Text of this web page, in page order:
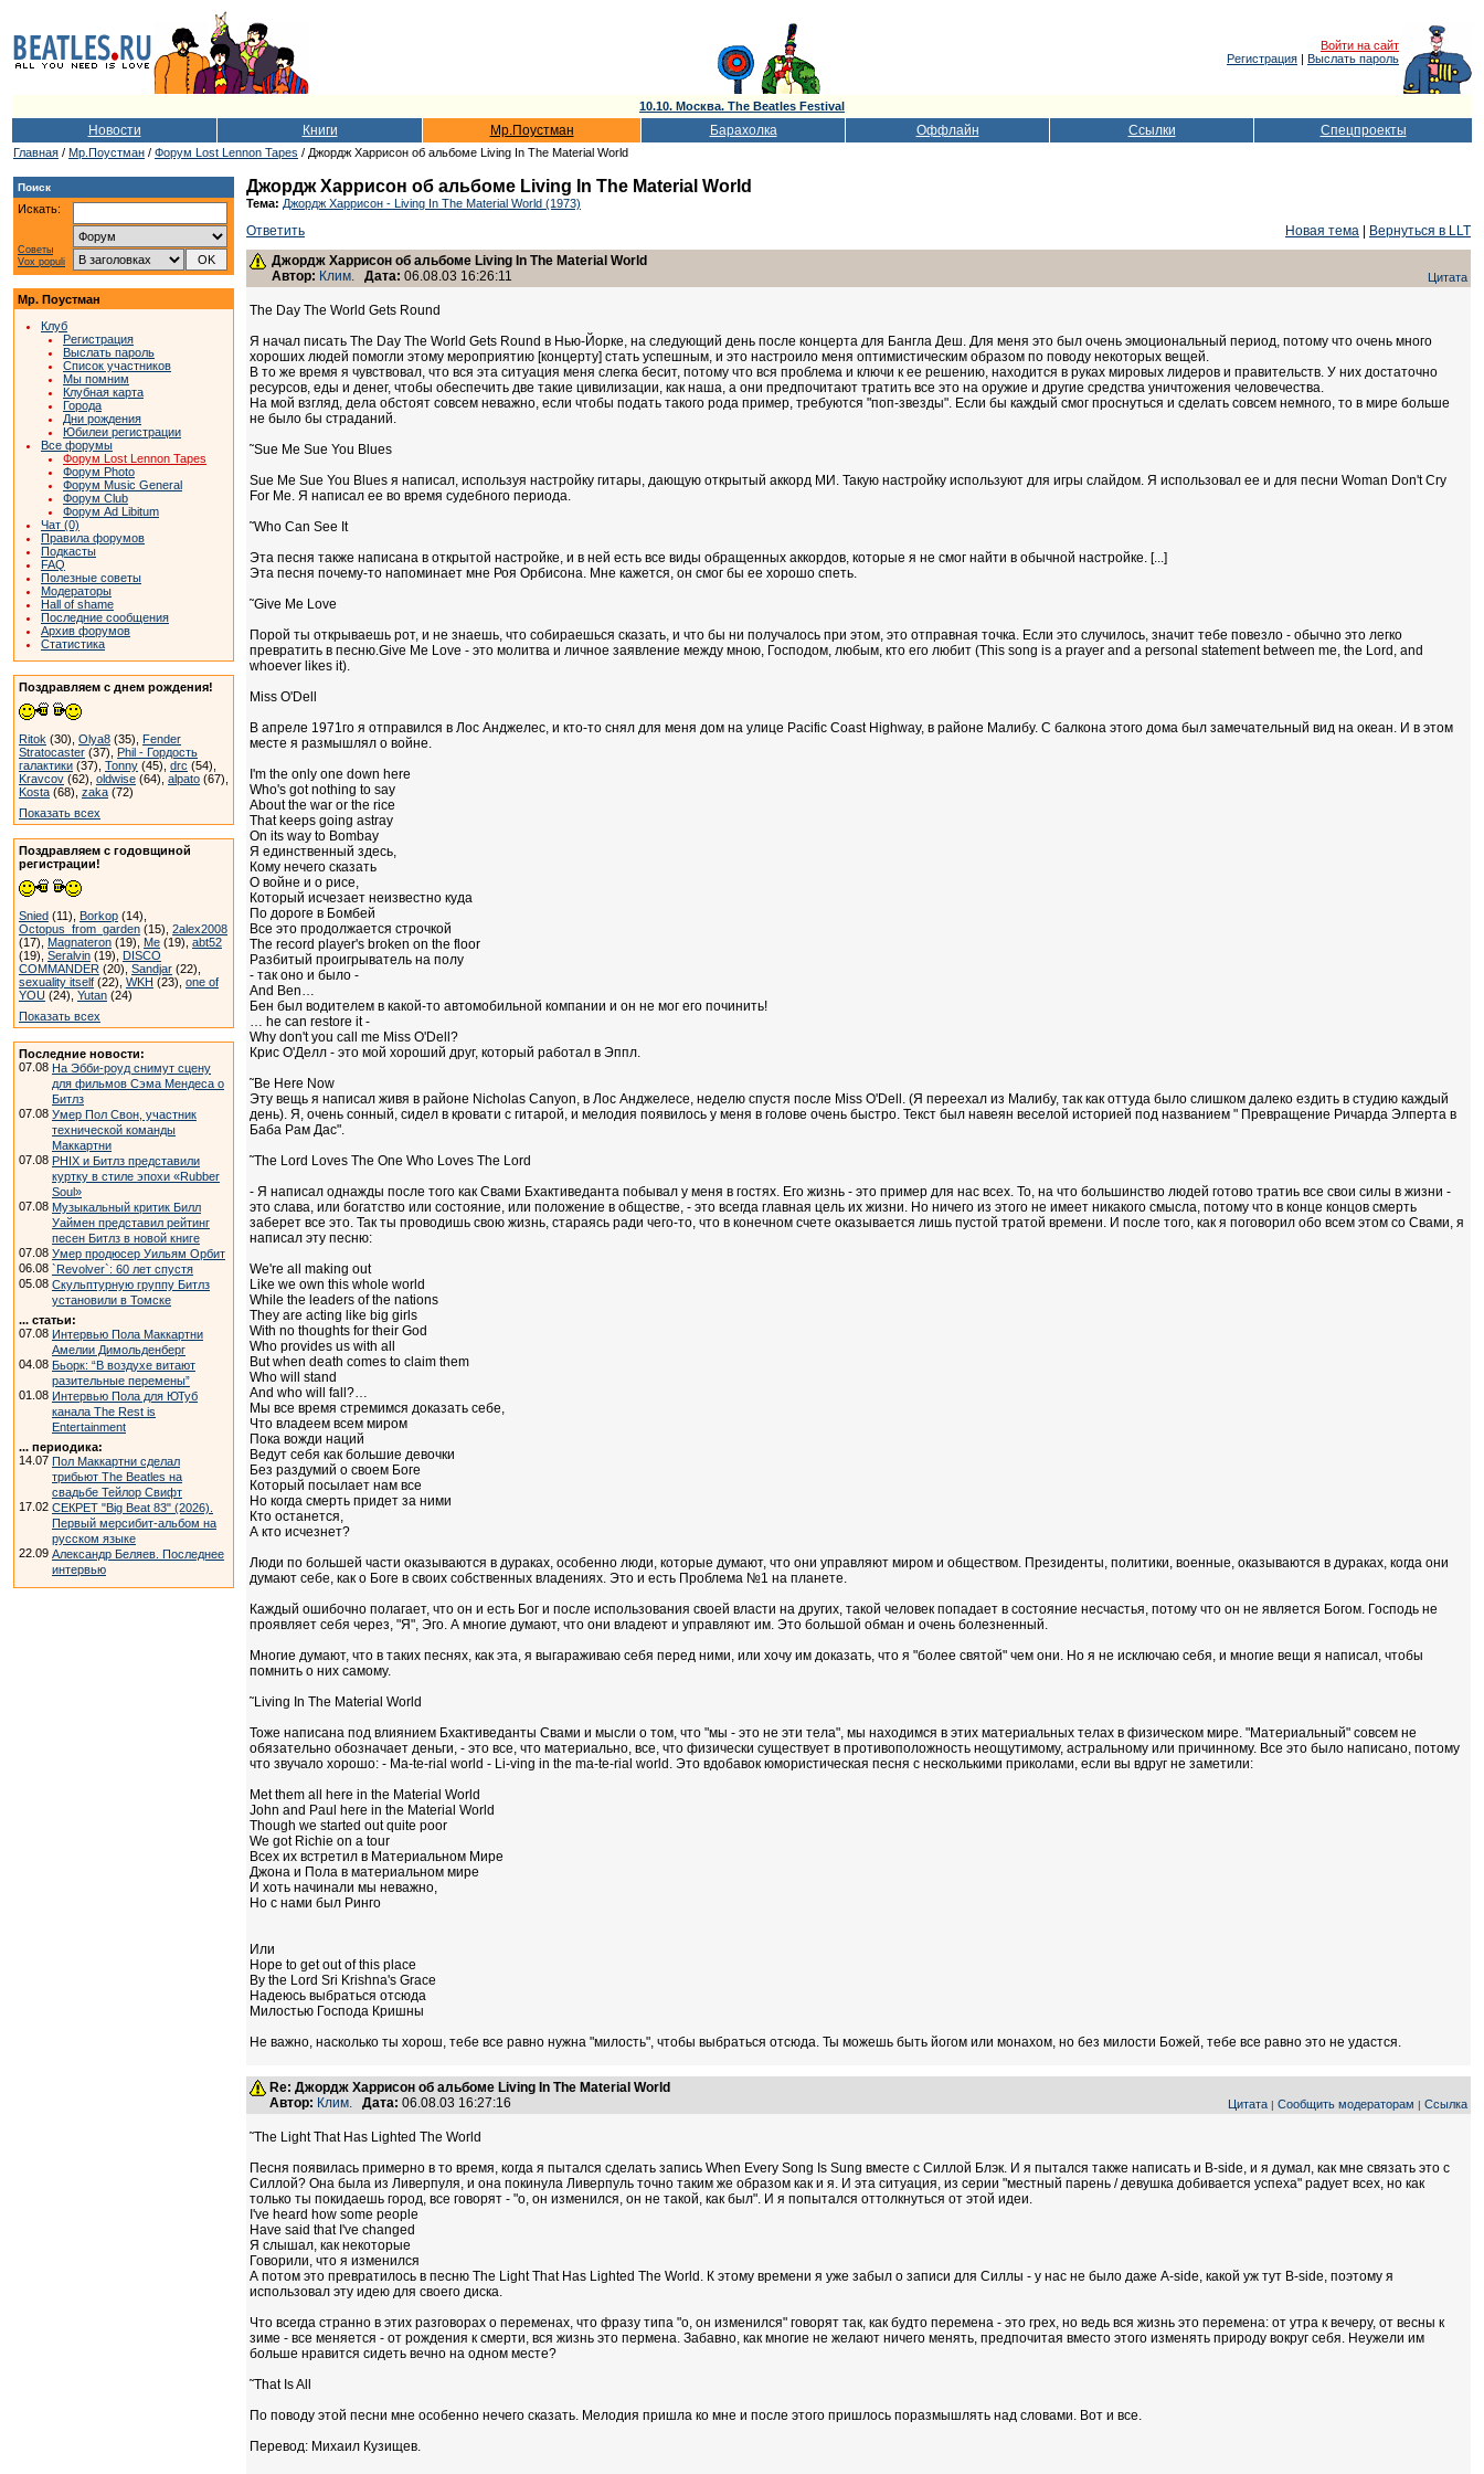
Войти на сайт
Регистрация | Выслать пароль
10.10. Москва. The Beatles Festival
Новости Книги Мр.Поустман Барахолка Оффлайн Ссылки Спецпроекты
Главная / Мр.Поустман / Форум Lost Lennon Tapes / Джордж Харрисон об альбоме Living In The Material World
Поиск
Искать:
Советы
Vox populi
Мр. Поустман
Клуб
Регистрация
Выслать пароль
Список участников
Мы помним
Клубная карта
Города
Дни рождения
Юбилеи регистрации
Все форумы
Форум Lost Lennon Tapes
Форум Photo
Форум Music General
Форум Club
Форум Ad Libitum
Чат (0)
Правила форумов
Подкасты
FAQ
Полезные советы
Модераторы
Hall of shame
Последние сообщения
Архив форумов
Статистика
Поздравляем с днем рождения!
Ritok (30), Olya8 (35), Fender
Stratocaster (37), Phil - Гордость
галактики (37), Tonny (45), drc (54),
Kravcov (62), oldwise (64), alpato (67),
Kosta (68), zaka (72)
Показать всех
Поздравляем с годовщиной
регистрации!
Snied (11), Borkop (14),
Octopus_from_garden (15), 2alex2008
(17), Magnateron (19), Me (19), abt52
(19), Seralvin (19), DISCO
COMMANDER (20), Sandjar (22),
sexuality itself (22), WKH (23), one of
YOU (24), Yutan (24)
Показать всех
Последние новости:
07.08 На Эбби-роуд снимут сцену
для фильмов Сэма Мендеса о
Битлз
07.08 Умер Пол Свон, участник
технической команды
Маккартни
07.08 PHIX и Битлз представили
куртку в стиле эпохи «Rubber
Soul»
07.08 Музыкальный критик Билл
Уаймен представил рейтинг
песен Битлз в новой книге
07.08 Умер продюсер Уильям Орбит
06.08 `Revolver`: 60 лет спустя
05.08 Скульптурную группу Битлз
установили в Томске
... статьи:
07.08 Интервью Пола Маккартни
Амелии Димольденберг
04.08 Бьорк: “В воздухе витают
разительные перемены”
01.08 Интервью Пола для ЮТуб
канала The Rest is
Entertainment
... периодика:
14.07 Пол Маккартни сделал
трибьют The Beatles на
свадьбе Тейлор Свифт
17.02 СЕКРЕТ "Big Beat 83" (2026).
Первый мерсибит-альбом на
русском языке
22.09 Александр Беляев. Последнее
интервью
Джордж Харрисон об альбоме Living In The Material World
Тема: Джордж Харрисон - Living In The Material World (1973)
Ответить Новая тема
Вернуться в LLT
Джордж Харрисон об альбоме Living In The Material World
Автор: Клим. Дата: 06.08.03 16:26:11 Цитата
The Day The World Gets Round
Я начал писать The Day The World Gets Round в Нью-Йорке, на следующий день после концерта для Бангла Деш. Для меня это был очень эмоциональный период, потому что очень много
хороших людей помогли этому мероприятию [концерту] стать успешным, и это настроило меня оптимистическим образом по поводу некоторых вещей.
В то же время я чувствовал, что вся эта ситуация меня слегка бесит, потому что вся проблема и ключи к ее решению, находится в руках мировых лидеров и правительств. У них достаточно
ресурсов, еды и денег, чтобы обеспечить две такие цивилизации, как наша, а они предпочитают тратить все это на оружие и другие средства уничтожения человечества.
На мой взгляд, дела обстоят совсем неважно, если чтобы подать такого рода пример, требуются "поп-звезды". Если бы каждый смог проснуться и сделать совсем немного, то в мире больше
не было бы страданий.
˜Sue Me Sue You Blues
Sue Me Sue You Blues я написал, используя настройку гитары, дающую открытый аккорд МИ. Такую настройку используют для игры слайдом. Я использовал ее и для песни Woman Don't Cry
For Me. Я написал ее во время судебного периода.
˜Who Can See It
Эта песня также написана в открытой настройке, и в ней есть все виды обращенных аккордов, которые я не смог найти в обычной настройке. [...]
Эта песня почему-то напоминает мне Роя Орбисона. Мне кажется, он смог бы ее хорошо спеть.
˜Give Me Love
Порой ты открываешь рот, и не знаешь, что собираешься сказать, и что бы ни получалось при этом, это отправная точка. Если это случилось, значит тебе повезло - обычно это легко
превратить в песню.Give Me Love - это молитва и личное заявление между мною, Господом, любым, кто его любит (This song is a prayer and a personal statement between me, the Lord, and
whoever likes it).
Miss O'Dell
В апреле 1971го я отправился в Лос Анджелес, и кто-то снял для меня дом на улице Pacific Coast Highway, в районе Малибу. С балкона этого дома был замечательный вид на океан. И в этом
месте я размышлял о войне.
I'm the only one down here
Who's got nothing to say
About the war or the rice
That keeps going astray
On its way to Bombay
Я единственный здесь,
Кому нечего сказать
О войне и о рисе,
Который исчезает неизвестно куда
По дороге в Бомбей
Все это продолжается строчкой
The record player's broken on the floor
Разбитый проигрыватель на полу
- так оно и было -
And Ben…
Бен был водителем в какой-то автомобильной компании и он не мог его починить!
… he can restore it -
Why don't you call me Miss O'Dell?
Крис О'Делл - это мой хороший друг, который работал в Эппл.
˜Be Here Now
Эту вещь я написал живя в районе Nicholas Canyon, в Лос Анджелесе, неделю спустя после Miss O'Dell. (Я переехал из Малибу, так как оттуда было слишком далеко ездить в студию каждый
день). Я, очень сонный, сидел в кровати с гитарой, и мелодия появилось у меня в голове очень быстро. Текст был навеян веселой историей под названием " Превращение Ричарда Элперта в
Баба Рам Дас".
˜The Lord Loves The One Who Loves The Lord
- Я написал однажды после того как Свами Бхактиведанта побывал у меня в гостях. Его жизнь - это пример для нас всех. То, на что большинство людей готово тратиь все свои силы в жизни -
это слава, или богатство или состояние, или положение в обществе, - это всегда главная цель их жизни. Но ничего из этого не имеет никакого смысла, потому что в конце концов смерть
заберет все это. Так ты проводишь свою жизнь, стараясь ради чего-то, что в конечном счете оказывается лишь пустой тратой времени. И после того, как я поговорил обо всем этом со Свами, я
написал эту песню:
We're all making out
Like we own this whole world
While the leaders of the nations
They are acting like big girls
With no thoughts for their God
Who provides us with all
But when death comes to claim them
Who will stand
And who will fall?…
Мы все время стремимся доказать себе,
Что владеем всем миром
Пока вожди наций
Ведут себя как большие девочки
Без раздумий о своем Боге
Который посылает нам все
Но когда смерть придет за ними
Кто останется,
А кто исчезнет?
Люди по большей части оказываются в дураках, особенно люди, которые думают, что они управляют миром и обществом. Президенты, политики, военные, оказываются в дураках, когда они
думают себе, как о Боге в своих собственных владениях. Это и есть Проблема №1 на планете.
Каждый ошибочно полагает, что он и есть Бог и после использования своей власти на других, такой человек попадает в состояние несчастья, потому что он не является Богом. Господь не
проявляет себя через, "Я", Эго. А многие думают, что они владеют и управляют им. Это большой обман и очень болезненный.
Многие думают, что в таких песнях, как эта, я выгараживаю себя перед ними, или хочу им доказать, что я "более святой" чем они. Но я не исключаю себя, и многие вещи я написал, чтобы
помнить о них самому.
˜Living In The Material World
Тоже написана под влиянием Бхактиведанты Свами и мысли о том, что "мы - это не эти тела", мы находимся в этих материальных телах в физическом мире. "Материальный" совсем не
обязательно обозначает деньги, - это все, что материально, все, что физически существует в противоположность неощутимому, астральному или причинному. Все это было написано, потому
что звучало хорошо: - Ma-te-rial world - Li-ving in the ma-te-rial world. Это вдобавок юмористическая песня с несколькими приколами, если вы вдруг не заметили:
Met them all here in the Material World
John and Paul here in the Material World
Though we started out quite poor
We got Richie on a tour
Всех их встретил в Материальном Мире
Джона и Пола в материальном мире
И хоть начинали мы неважно,
Но с нами был Ринго
Или
Hope to get out of this place
By the Lord Sri Krishna's Grace
Надеюсь выбраться отсюда
Милостью Господа Кришны
Не важно, насколько ты хорош, тебе все равно нужна "милость", чтобы выбраться отсюда. Ты можешь быть йогом или монахом, но без милости Божей, тебе все равно это не удастся.
Re: Джордж Харрисон об альбоме Living In The Material World
Автор: Клим. Дата: 06.08.03 16:27:16 Цитата | Сообщить модераторам | Ссылка
˜The Light That Has Lighted The World
Песня появилась примерно в то время, когда я пытался сделать запись When Every Song Is Sung вместе с Силлой Блэк. И я пытался также написать и B-side, и я думал, как мне связать это с
Силлой? Она была из Ливерпуля, и она покинула Ливерпуль точно таким же образом как и я. И эта ситуация, из серии "местный парень / девушка добивается успеха" радует всех, но как
только ты покидаешь город, все говорят - "о, он изменился, он не такой, как был". И я попытался оттолкнуться от этой идеи.
I've heard how some people
Have said that I've changed
Я слышал, как некоторые
Говорили, что я изменился
А потом это превратилось в песню The Light That Has Lighted The World. К этому времени я уже забыл о записи для Силлы - у нас не было даже A-side, какой уж тут B-side, поэтому я
использовал эту идею для своего диска.
Что всегда странно в этих разговорах о переменах, что фразу типа "о, он изменился" говорят так, как будто перемена - это грех, но ведь вся жизнь это перемена: от утра к вечеру, от весны к
зиме - все меняется - от рождения к смерти, вся жизнь это пермена. Забавно, как многие не желают ничего менять, предпочитая вместо этого изменять природу вокруг себя. Неужели им
больше нравится сидеть вечно на одном месте?
˜That Is All
По поводу этой песни мне особенно нечего сказать. Мелодия пришла ко мне и после этого пришлось поразмышлять над словами. Вот и все.
Перевод: Михаил Кузищев.